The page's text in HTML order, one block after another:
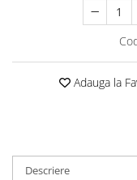
Brățară de gleznă
Brățară
Adauga la
Descriere